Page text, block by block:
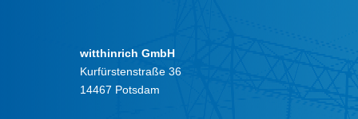
witthinrich GmbH
Kurfürstenstraße 36
14467 Potsdam